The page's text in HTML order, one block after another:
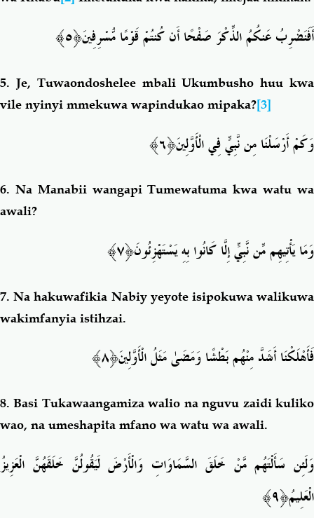
أَفَنَضْرِبُ عَنكُمُ الذِّكْرَ صَفْحًا أَن كُنتُمْ قَوْمًا مُّسْرِفِينَ﴿٥﴾
5. Je, Tuwaondoshelee mbali Ukumbusho huu kwa
vile nyinyi mmekuwa wapindukao mipaka?[3]
وَكَمْ أَرْسَلْنَا مِن نَّبِيٍّ فِي الْأَوَّلِينَ﴿٦﴾
6. Na Manabii wangapi Tumewatuma kwa watu wa
awali?
وَمَا يَأْتِيهِم مِّن نَّبِيٍّ إِلَّا كَانُوا بِهِ يَسْتَهْزِئُونَ﴿٧﴾
7.Na hakuwafikia Nabiy yeyote isipokuwa walikuwa
wakimfanyia istihzai.
فَأَهْلَكْنَا أَشَدَّ مِنْهُم بَطْشًا وَمَضَىٰ مَثَلُ الْأَوَّلِينَ﴿٨﴾
8.Basi Tukawaangamiza walio na nguvu zaidi kuliko
wao, na umeshapita mfano wa watu wa awali.
وَلَئِن سَأَلْتَهُم مَّنْ خَلَقَ السَّمَاوَاتِ وَالْأَرْضَ لَيَقُولُنَّ خَلَقَهُنَّ الْعَزِيزُ
الْعَلِيمُ﴿٩﴾